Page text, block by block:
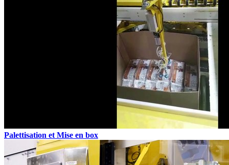
Palettisation et Mise en box